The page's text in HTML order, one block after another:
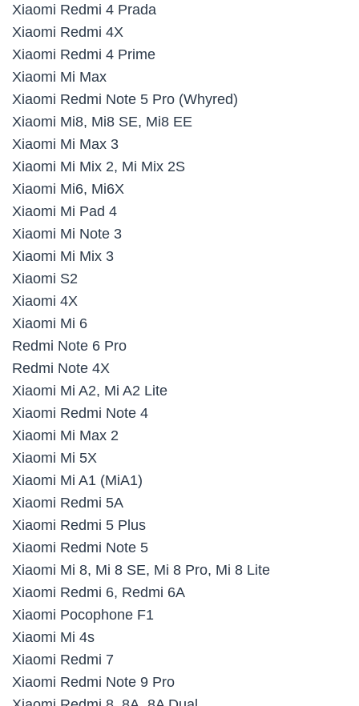
Xiaomi Redmi 4 Prada
Xiaomi Redmi 4X
Xiaomi Redmi 4 Prime
Xiaomi Mi Max
Xiaomi Redmi Note 5 Pro (Whyred)
Xiaomi Mi8, Mi8 SE, Mi8 EE
Xiaomi Mi Max 3
Xiaomi Mi Mix 2, Mi Mix 2S
Xiaomi Mi6, Mi6X
Xiaomi Mi Pad 4
Xiaomi Mi Note 3
Xiaomi Mi Mix 3
Xiaomi S2
Xiaomi 4X
Xiaomi Mi 6
Redmi Note 6 Pro
Redmi Note 4X
Xiaomi Mi A2, Mi A2 Lite
Xiaomi Redmi Note 4
Xiaomi Mi Max 2
Xiaomi Mi 5X
Xiaomi Mi A1 (MiA1)
Xiaomi Redmi 5A
Xiaomi Redmi 5 Plus
Xiaomi Redmi Note 5
Xiaomi Mi 8, Mi 8 SE, Mi 8 Pro, Mi 8 Lite
Xiaomi Redmi 6, Redmi 6A
Xiaomi Pocophone F1
Xiaomi Mi 4s
Xiaomi Redmi 7
Xiaomi Redmi Note 9 Pro